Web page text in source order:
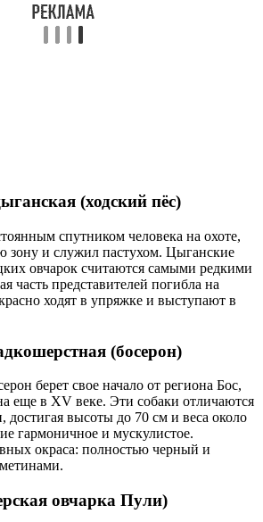
(ходский пёс)
спутником человека на охоте,
зону и служил пастухом. Цыганские
овчарок считаются самыми редкими
часть представителей погибла на
ходят в упряжке и выступают в
(босерон)
берет свое начало от региона Бос,
еще в XV веке. Эти собаки отличаются
высоты до 70 см и веса около
гармоничное и мускулистое.
окраса: полностью черный и
овчарка Пули)